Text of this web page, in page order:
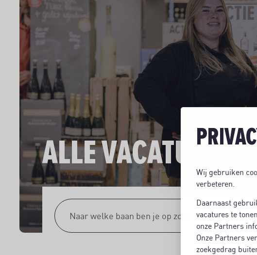
Wij gebruiken
verbeteren.
Daarnaast
vacatures te
onze Partners
Onze Partners
zoekgedrag
ALLE VACATURES